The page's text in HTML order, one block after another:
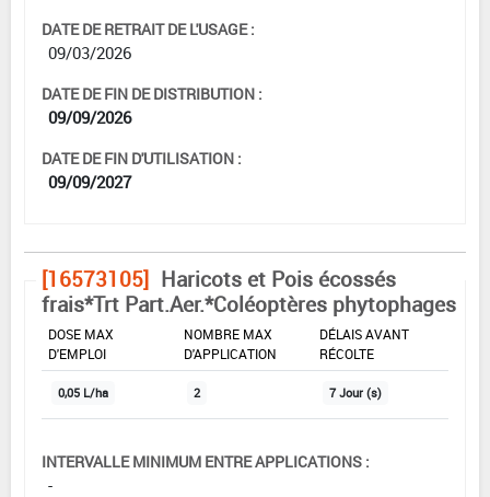
DATE DE RETRAIT DE L'USAGE :
09/03/2026
DATE DE FIN DE DISTRIBUTION :
09/09/2026
DATE DE FIN D'UTILISATION :
09/09/2027
[16573105] Haricots et Pois écossés
frais*Trt Part.Aer.*Coléoptères phytophages
DOSE MAX
D'EMPLOI
NOMBRE MAX
D'APPLICATION
DÉLAIS AVANT
RÉCOLTE
0,05 L/ha 2 7 Jour (s)
INTERVALLE MINIMUM ENTRE APPLICATIONS :
-